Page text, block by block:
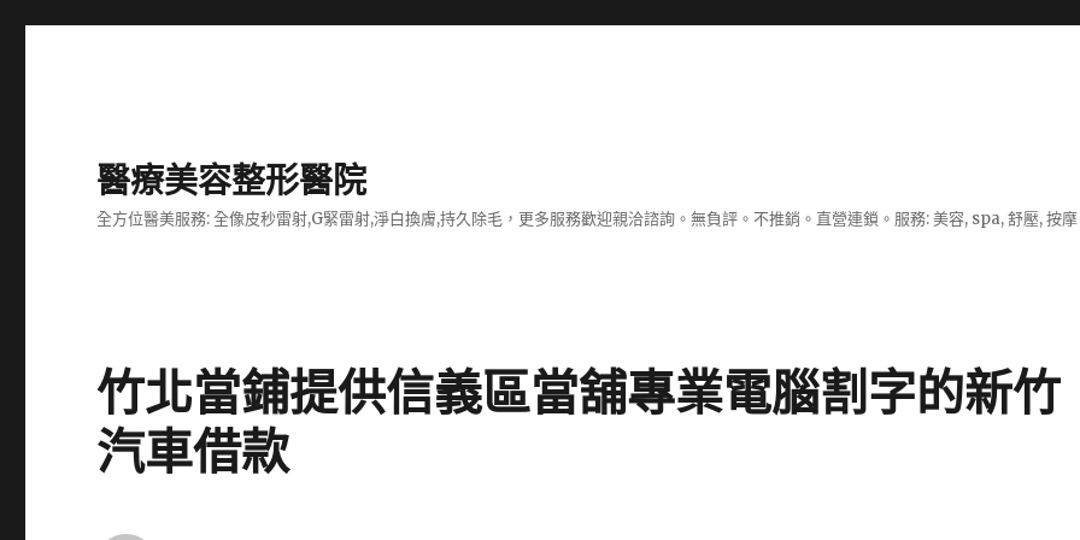
醫療美容整形醫院
全方位醫美服務: 全像皮秒雷射,G緊雷射,淨白換膚,持久除毛，更多服務歡迎親洽諮詢。無負評。不推銷。直營連鎖。服務: 美容, spa, 舒壓, 按摩
竹北當鋪提供信義區當舖專業電腦割字的新竹
汽車借款